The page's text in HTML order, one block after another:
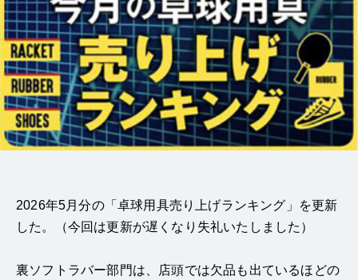
2026年5月分の「卓球用具売り上げランキング」を更新
した。（今回は更新が遅くなり失礼いたしました）
裏ソフトラバー部門は、店頭では欠品も出ているほどの